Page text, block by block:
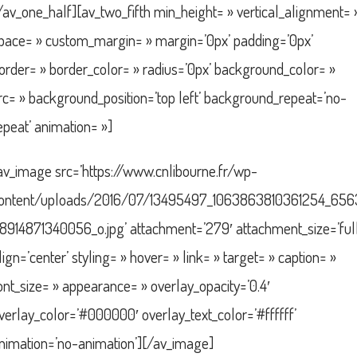
min_height= » vertical_alignment=
» custom_margin= » margin=’0px’ padding=’0px’
» border_color= » radius=’0px’ background_color= »
» background_position=’top left’ background_repeat=’no-
animation= »]
src=’https://www.cnlibourne.fr/wp-
uploads/2016/07/
attachment=’279′
styling= » hover= » link= » target= » caption= »
» appearance= » overlay_opacity=’0.4′
overlay_text_color=’#ffffff’
animation’][/av_image]